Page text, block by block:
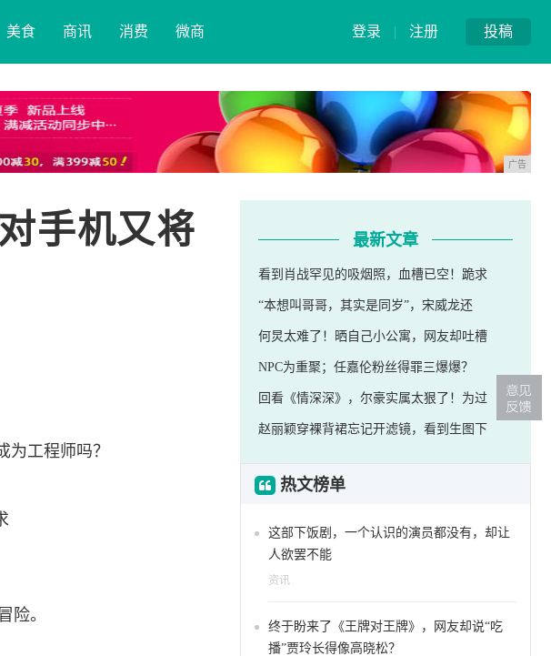
投稿
登录 | 注册
美食 商讯 消费 微商
广告
手机又将
工程师吗？
险。
最新文章
看到肖战罕见的吸烟照，血槽已空！跪求
“本想叫哥哥，其实是同岁”，宋威龙还
何炅太难了！晒自己小公寓，网友却吐槽
NPC为重聚；任嘉伦粉丝得罪三爆爆？
回看《情深深》，尔豪实属太狠了！为过
赵丽颖穿裸背裙忘记开滤镜，看到生图下
热文榜单
这部下饭剧，一个认识的演员都没有，却让
人欲罢不能
资讯
终于盼来了《王牌对王牌》，网友却说“吃
播”贾玲长得像高晓松？